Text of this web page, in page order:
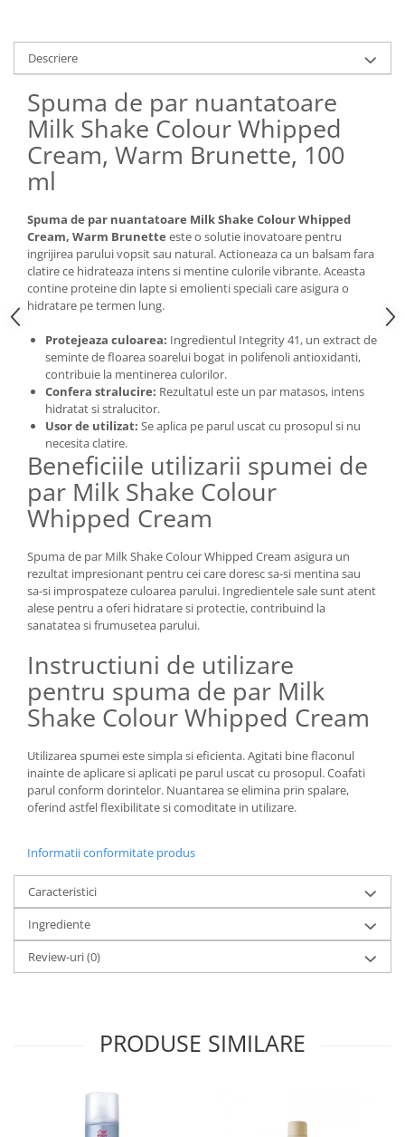
Descriere
Spuma de par nuantatoare
Milk Shake Colour Whipped
Cream, Warm Brunette, 100
ml
Spuma de par nuantatoare Milk Shake Colour Whipped
Cream, Warm Brunette este o solutie inovatoare pentru
ingrijirea parului vopsit sau natural. Actioneaza ca un balsam fara
clatire ce hidrateaza intens si mentine culorile vibrante. Aceasta
contine proteine din lapte si emolienti speciali care asigura o
hidratare pe termen lung.
Protejeaza culoarea: Ingredientul Integrity 41, un extract de
seminte de floarea soarelui bogat in polifenoli antioxidanti,
contribuie la mentinerea culorilor.
Confera stralucire: Rezultatul este un par matasos, intens
hidratat si stralucitor.
Usor de utilizat: Se aplica pe parul uscat cu prosopul si nu
necesita clatire.
Beneficiile utilizarii spumei de
par Milk Shake Colour
Whipped Cream
Spuma de par Milk Shake Colour Whipped Cream asigura un
rezultat impresionant pentru cei care doresc sa-si mentina sau
sa-si improspateze culoarea parului. Ingredientele sale sunt atent
alese pentru a oferi hidratare si protectie, contribuind la
sanatatea si frumusetea parului.
Instructiuni de utilizare
pentru spuma de par Milk
Shake Colour Whipped Cream
Utilizarea spumei este simpla si eficienta. Agitati bine flaconul
inainte de aplicare si aplicati pe parul uscat cu prosopul. Coafati
parul conform dorintelor. Nuantarea se elimina prin spalare,
oferind astfel flexibilitate si comoditate in utilizare.
Informatii conformitate produs
Caracteristici
Ingrediente
Review-uri(0)
PRODUSE SIMILARE